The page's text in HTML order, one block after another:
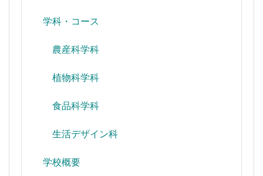
学科・コース
農産科学科
植物科学科
食品科学科
生活デザイン科
学校概要